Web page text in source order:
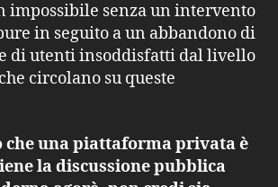
impossibile senza un intervento
in seguito a un abbandono di
di utenti insoddisfatti dal livello
circolano su queste
che una piattaforma privata è
la discussione pubblica